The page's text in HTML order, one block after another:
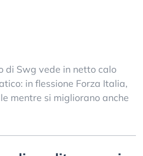
di Swg vede in netto calo
in flessione Forza Italia,
mentre si migliorano anche